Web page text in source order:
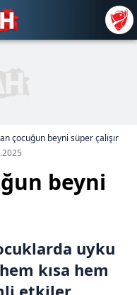
çocuğun beyni süper çalışır
beyni
uyku
kısa hem
etkiler